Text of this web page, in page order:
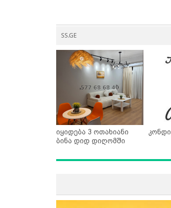
SS.GE
იყიდება 3 ოთახიანი
ბინა დიდ დიღომში